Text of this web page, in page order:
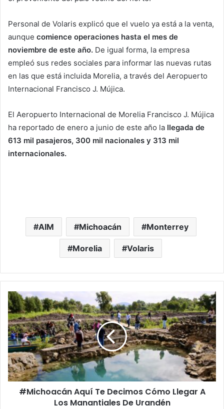
Personal de Volaris explicó que el vuelo ya está a la venta,
aunque comience operaciones hasta el mes de
noviembre de este año. De igual forma, la empresa
empleó sus redes sociales para informar las nuevas rutas
en las que está incluida Morelia, a través del Aeropuerto
Internacional Francisco J. Mújica.
El Aeropuerto Internacional de Morelia Francisco J. Mújica
ha reportado de enero a junio de este año la llegada de
613 mil pasajeros, 300 mil nacionales y 313 mil
internacionales.
AIM Michoacán Monterrey
Morelia Volaris
#Michoacán
Aquí
Te
Decimos
Cómo
Llegar
A
Los
Manantiales
#Michoacán Aquí Te Decimos Cómo Llegar A
Los Manantiales De Urandén